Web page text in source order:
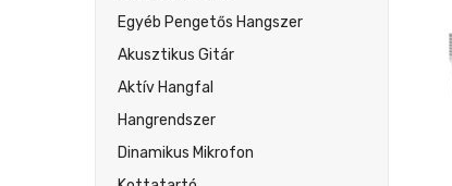
Egyéb Pengetős Hangszer
Akusztikus Gitár
Aktív Hangfal
Hangrendszer
Dinamikus Mikrofon